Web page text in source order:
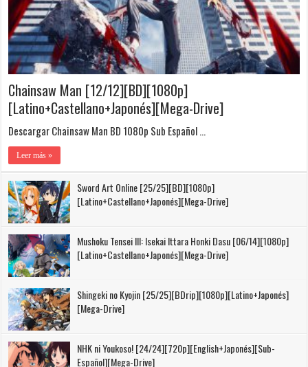
Chainsaw Man [12/12][BD][1080p]
[Latino+Castellano+Japonés][Mega-Drive]
Descargar Chainsaw Man BD 1080p Sub Español …
Leer más »
Sword Art Online [25/25][BD][1080p]
[Latino+Castellano+Japonés][Mega-Drive]
Mushoku Tensei III: Isekai Ittara Honki Dasu [06/14][1080p]
[Latino+Castellano+Japonés][Mega-Drive]
Shingeki no Kyojin [25/25][BDrip][1080p][Latino+Japonés]
[Mega-Drive]
NHK ni Youkoso! [24/24][720p][English+Japonés][Sub-
Español][Mega-Drive]